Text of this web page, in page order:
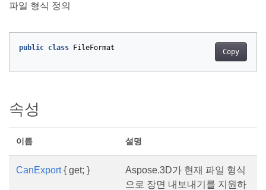
파일 형식 정의
Copy
public class FileFormat
속성
이름 설명
CanExport{ get; }
Aspose.3D가 현재 파일 형식
으로 장면 내보내기를 지원하